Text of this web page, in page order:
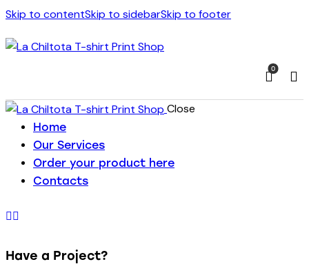
Skip to contentSkip to sidebarSkip to footer
0
Close
Home
Our Services
Order your product here
Contacts
Have a Project?